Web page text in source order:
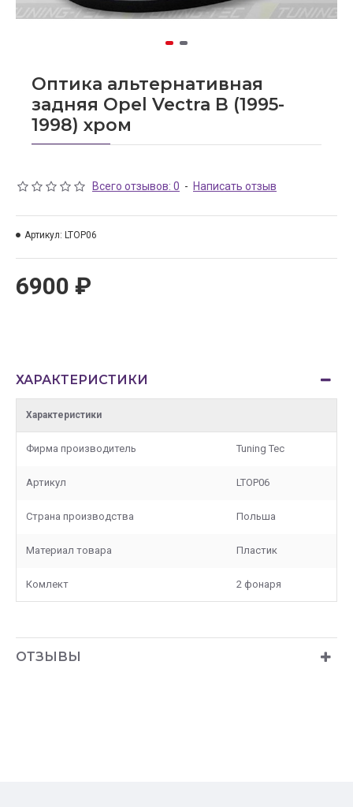
Оптика альтернативная
задняя Opel Vectra B (1995-
1998) хром
Всего отзывов: 0 - Написать отзыв
6900 ₽
Артикул: LTOP06
ХАРАКТЕРИСТИКИ
Характеристики
Фирма производитель Tuning Tec
Артикул LTOP06
Страна производства Польша
Материал товара Пластик
Комлект 2 фонаря
ОТЗЫВЫ